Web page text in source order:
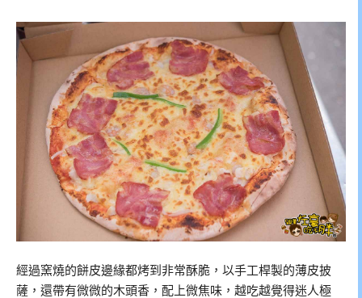
經過窯燒的餅皮邊緣都烤到非常酥脆，以手工桿製的薄皮披
薩，還帶有微微的木頭香，配上微焦味，越吃越覺得迷人極